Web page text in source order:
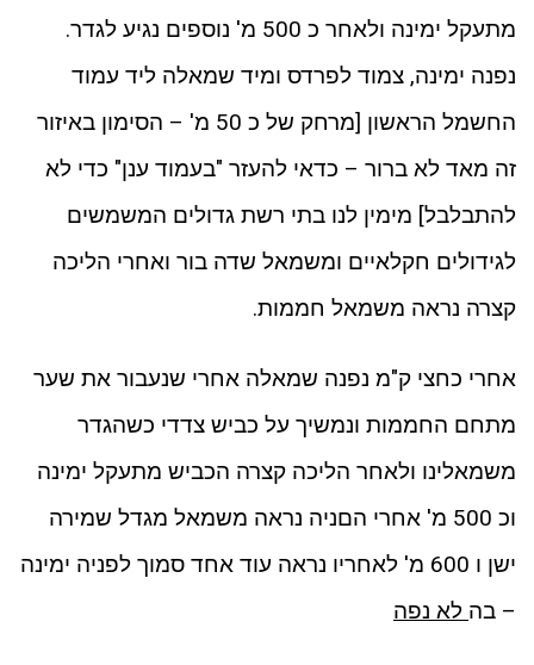
מתעקל ימינה ולאחר כ 500 מ' נוספים נגיע לגדר.
נפנה ימינה, צמוד לפרדס ומיד שמאלה ליד עמוד
החשמל הראשון [מרחק של כ 50 מ' – הסימון באיזור
זה מאד לא ברור – כדאי להעזר "בעמוד ענן" כדי לא
להתבלבל] מימין לנו בתי רשת גדולים המשמשים
לגידולים חקלאיים ומשמאל שדה בור ואחרי הליכה
קצרה נראה משמאל חממות.
אחרי כחצי ק"מ נפנה שמאלה אחרי שנעבור את שער
מתחם החממות ונמשיך על כביש צדדי כשהגדר
משמאלינו ולאחר הליכה קצרה הכביש מתעקל ימינה
וכ 500 מ' אחרי הםניה נראה משמאל מגדל שמירה
ישן ו 600 מ' לאחריו נראה עוד אחד סמוך לפניה ימינה
– בה לא נפה